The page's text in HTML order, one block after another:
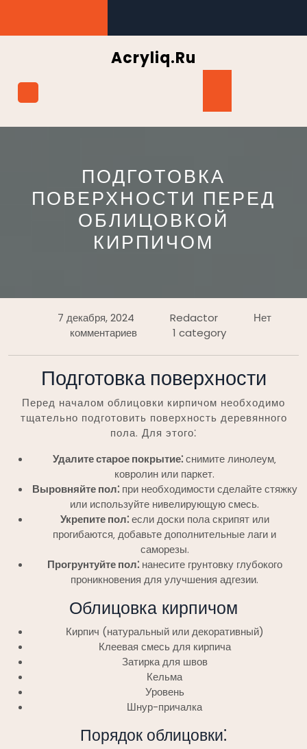
содержимому
Acryliq.ru
ПОДГОТОВКА
ПОВЕРХНОСТИ ПЕРЕД
ОБЛИЦОВКОЙ
КИРПИЧОМ
7 декабря, 2024 Redactor
Нет
комментариев
1 category
Подготовка поверхности
Перед началом облицовки кирпичом необходимо
тщательно подготовить поверхность деревянного
пола. Для этого⁚
Удалите старое покрытие⁚снимите линолеум‚
ковролин или паркет.
Выровняйте пол⁚при необходимости сделайте стяжку
или используйте нивелирующую смесь.
Укрепите пол⁚если доски пола скрипят или
прогибаются‚ добавьте дополнительные лаги и
саморезы.
Прогрунтуйте пол⁚нанесите грунтовку глубокого
проникновения для улучшения адгезии.
Облицовка кирпичом
Кирпич (натуральный или декоративный)
Клеевая смесь для кирпича
Затирка для швов
Кельма
Уровень
Шнур-причалка
Порядок облицовки⁚